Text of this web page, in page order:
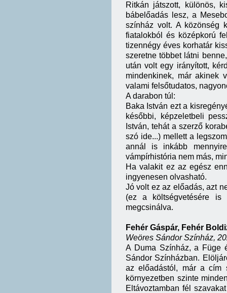
Ritkán játszott, különös,
bábelőadás lesz, a
színház volt. A közönség
fiatalokból és középkorú
tizennégy éves korhatár
szeretne többet látni
után volt egy irányított,
mindenkinek, már akinek
valami felsőtudatos,
A darabon túl:
Baka István ezt a
későbbi, képzeletbeli
István, tehát a szerző
szó ide...) mellett a
annál is inkább
vámpírhistória nem más,
Ha valakit ez az egész
ingyenesen olvasható.
Jó volt ez az előadás, azt
(ez a költségvetésére is
megcsinálva.
Fehér Gáspár, Fehér
Weöres Sándor Színház,
A Duma Színház, a Füge
Sándor Színházban.
az előadástól, már a cím
környezetben szinte
Eltávoztamban fél